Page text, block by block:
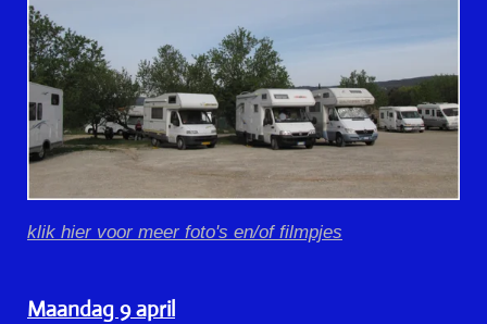
klik hier voor meer foto's en/of filmpjes
Maandag 9 april